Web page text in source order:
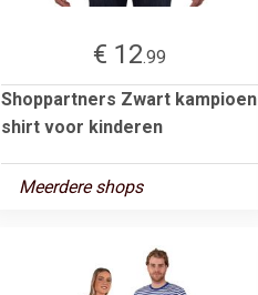
€ 12.99
Shoppartners Zwart kampioen
shirt voor kinderen
Meerdere shops